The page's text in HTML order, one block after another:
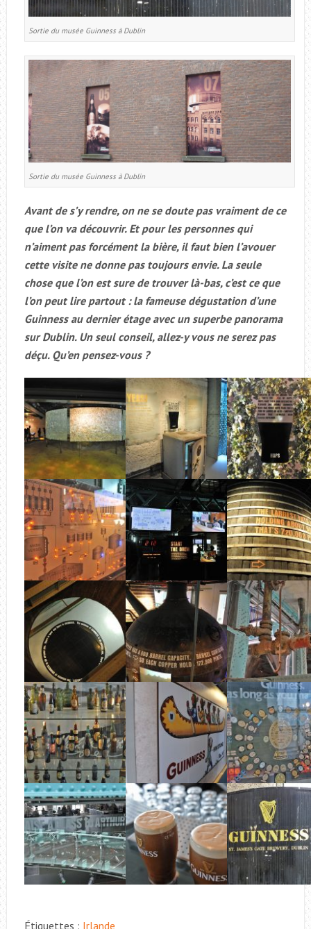
Sortie du musée Guinness à Dublin
Sortie du musée Guinness à Dublin
Avant de s’y rendre, on ne se doute pas vraiment de ce
que l’on va découvrir. Et pour les personnes qui
n’aiment pas forcément la bière, il faut bien l’avouer
cette visite ne donne pas toujours envie. La seule
chose que l’on est sure de trouver là-bas, c’est ce que
l’on peut lire partout : la fameuse dégustation d’une
Guinness au dernier étage avec un superbe panorama
sur Dublin. Un seul conseil, allez-y vous ne serez pas
déçu. Qu’en pensez-vous ?
Étiquettes : Irlande